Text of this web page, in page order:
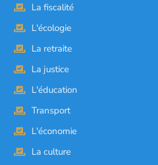
La fiscalité
L'écologie
La retraite
La justice
L'éducation
Transport
L'économie
La culture